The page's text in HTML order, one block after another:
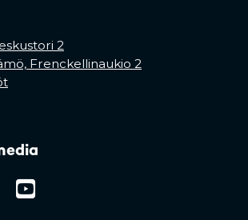
2
Frenckellinaukio 2
in a new tab)
(opens in a new tab)